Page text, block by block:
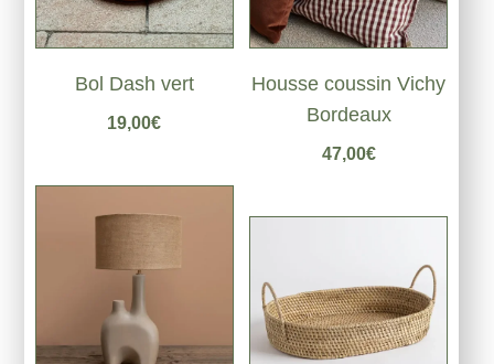
Bol Dash vert
19,00€
Housse coussin Vichy
Bordeaux
47,00€